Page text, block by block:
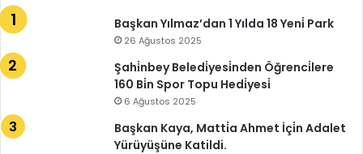
Başkan Yılmaz’dan 1 Yılda 18 Yeni̇ Park
26 Ağustos 2025
Şahi̇nbey Beledi̇yesi̇nden Öğrenci̇lere
160 Bi̇n Spor Topu Hedi̇yesi̇
6 Ağustos 2025
Başkan Kaya, Matti̇a Ahmet İçi̇n Adalet
Yürüyüşüne Katildi.